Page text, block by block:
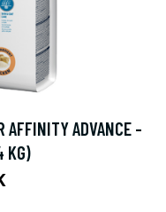
AFFINITY ADVANCE -
KG)